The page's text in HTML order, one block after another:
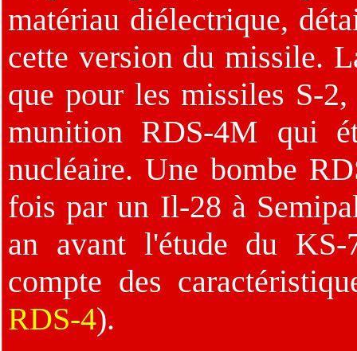
matériau diélectrique,
cette version du missile.
que pour les missiles S-
munition RDS-4M qui
nucléaire. Une bombe
fois par un Il-28 à
an avant l'étude du KS-
compte des
RDS-4).